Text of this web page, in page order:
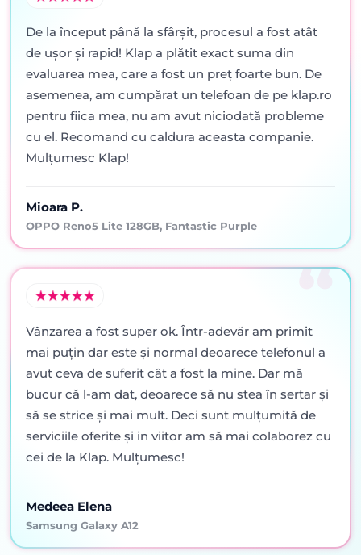
De la început până la sfârșit, procesul a fost atât
de ușor și rapid! Klap a plătit exact suma din
evaluarea mea, care a fost un preț foarte bun. De
asemenea, am cumpărat un telefoan de pe klap.ro
pentru fiica mea, nu am avut niciodată probleme
cu el. Recomand cu caldura aceasta companie.
Mulțumesc Klap!
Mioara P.
OPPO Reno5 Lite 128GB, Fantastic Purple
Vânzarea a fost super ok. Într-adevăr am primit
mai puţin dar este şi normal deoarece telefonul a
avut ceva de suferit cât a fost la mine. Dar mă
bucur că l-am dat, deoarece să nu stea în sertar şi
să se strice şi mai mult. Deci sunt mulţumită de
serviciile oferite şi in viitor am să mai colaborez cu
cei de la Klap. Mulţumesc!
Medeea Elena
Samsung Galaxy A12